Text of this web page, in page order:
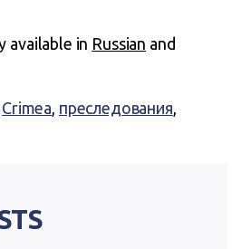
available in Russian and
Crimea, преследования,